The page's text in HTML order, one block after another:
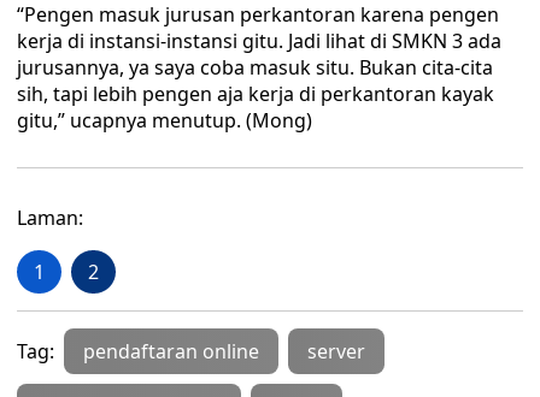
“Pengen masuk jurusan perkantoran karena pengen
kerja di instansi-instansi gitu. Jadi lihat di SMKN 3 ada
jurusannya, ya saya coba masuk situ. Bukan cita-cita
sih, tapi lebih pengen aja kerja di perkantoran kayak
gitu,” ucapnya menutup. (Mong)
Laman:
1 2
Tag: pendaftaran online server